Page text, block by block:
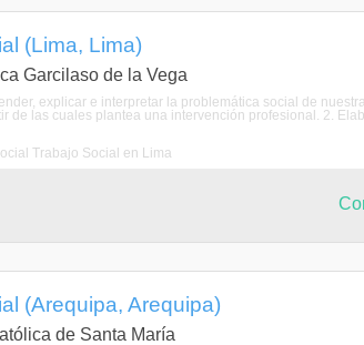
(Lima, Lima)
Garcilaso de la Vega
explicar e interpretar la problemática social de
de las cuales plantea una intervención profesional. 2.
Trabajo Social en Lima
(Arequipa, Arequipa)
de Santa María